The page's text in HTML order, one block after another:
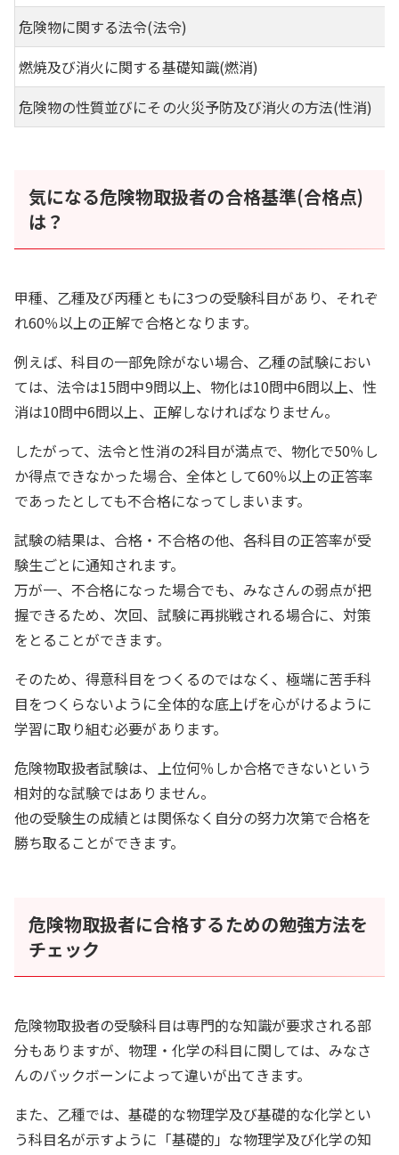
危険物に関する法令(法令)
燃焼及び消火に関する基礎知識(燃消)
危険物の性質並びにその火災予防及び消火の方法(性消)
気になる危険物取扱者の合格基準(合格点)
は？
甲種、乙種及び丙種ともに3つの受験科目があり、それぞ
れ60％以上の正解で合格となります。
例えば、科目の一部免除がない場合、乙種の試験におい
ては、法令は15問中9問以上、物化は10問中6問以上、性
消は10問中6問以上、正解しなければなりません。
したがって、法令と性消の2科目が満点で、物化で50％し
か得点できなかった場合、全体として60％以上の正答率
であったとしても不合格になってしまいます。
試験の結果は、合格・不合格の他、各科目の正答率が受
験生ごとに通知されます。
万が一、不合格になった場合でも、みなさんの弱点が把
握できるため、次回、試験に再挑戦される場合に、対策
をとることができます。
そのため、得意科目をつくるのではなく、極端に苦手科
目をつくらないように全体的な底上げを心がけるように
学習に取り組む必要があります。
危険物取扱者試験は、上位何％しか合格できないという
相対的な試験ではありません。
他の受験生の成績とは関係なく自分の努力次第で合格を
勝ち取ることができます。
危険物取扱者に合格するための勉強方法を
チェック
危険物取扱者の受験科目は専門的な知識が要求される部
分もありますが、物理・化学の科目に関しては、みなさ
んのバックボーンによって違いが出てきます。
また、乙種では、基礎的な物理学及び基礎的な化学とい
う科目名が示すように「基礎的」な物理学及び化学の知